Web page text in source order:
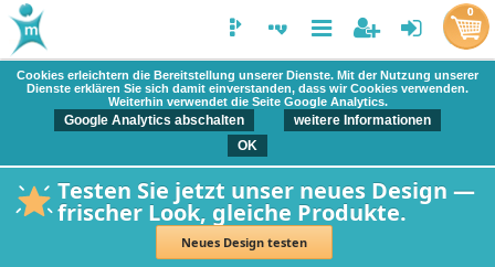
Cookies erleichtern die Bereitstellung unserer Dienste. Mit der Nutzung unserer
Dienste erklären Sie sich damit einverstanden, dass wir Cookies verwenden.
Weiterhin verwendet die Seite Google Analytics.
Google Analytics abschalten
weitere Informationen
OK
Testen Sie jetzt unser neues Design —
frischer Look, gleiche Produkte.
Neues Design testen
0